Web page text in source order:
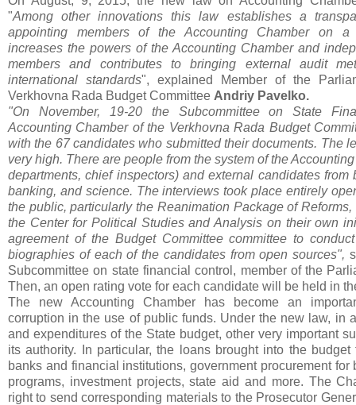
"Among other innovations this law establishes a
appointing members of the Accounting Chamber on a
increases the powers of the Accounting Chamber and
members and contributes to bringing external audit
international standards", explained Member of the
Verkhovna Rada Budget Committee Andriy Pavelko.
"On November, 19-20 the Subcommittee on State
Accounting Chamber of the Verkhovna Rada Budget
with the 67 candidates who submitted their documents. The
very high. There are people from the system of the
departments, chief inspectors) and external candidates from
banking, and science. The interviews took place entirely
the public, particularly the Reanimation Package of
the Center for Political Studies and Analysis on their own
agreement of the Budget Committee committee to
biographies of each of the candidates from open sources",
Subcommittee on state financial control, member of the
Then, an open rating vote for each candidate will be held in
The new Accounting Chamber has become an
corruption in the use of public funds. Under the new law, in
and expenditures of the State budget, other very important
its authority. In particular, the loans brought into the budget
banks and financial institutions, government procurement for
programs, investment projects, state aid and more. The
right to send corresponding materials to the Prosecutor